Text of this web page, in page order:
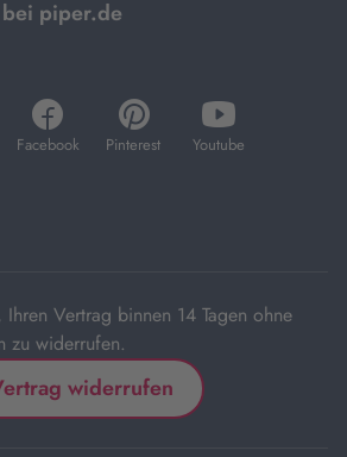
piper.de
Facebook
öffnet
in
Pinterest
öffnet
in
Youtube
öffnet
in
Vertrag binnen 14 Tagen ohne
zu widerrufen.
widerrufen